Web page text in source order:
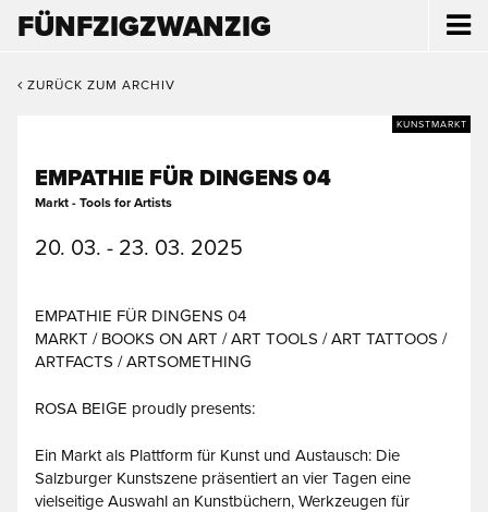
FÜNFZIGZWANZIG
ZURÜCK ZUM ARCHIV
KUNSTMARKT
EMPATHIE FÜR DINGENS 04
Markt - Tools for Artists
20. 03. - 23. 03. 2025
EMPATHIE FÜR DINGENS 04
MARKT / BOOKS ON ART / ART TOOLS / ART TATTOOS /
ARTFACTS / ARTSOMETHING
ROSA BEIGE proudly presents:
Ein Markt als Plattform für Kunst und Austausch: Die
Salzburger Kunstszene präsentiert an vier Tagen eine
vielseitige Auswahl an Kunstbüchern, Werkzeugen für